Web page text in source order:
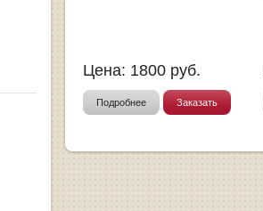
Цена: 1800 руб.
Подробнее Заказать